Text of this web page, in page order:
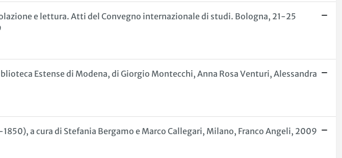
e lettura. Atti del Convegno internazionale di studi. Bologna, 21-25
Estense di Modena, di Giorgio Montecchi, Anna Rosa Venturi, Alessandra
a cura di Stefania Bergamo e Marco Callegari, Milano, Franco Angeli, 2009